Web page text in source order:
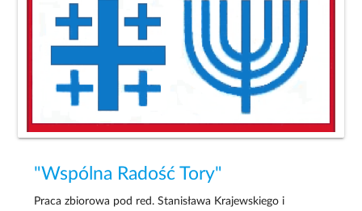
"Wspólna Radość Tory"
Praca zbiorowa pod red. Stanisława Krajewskiego i